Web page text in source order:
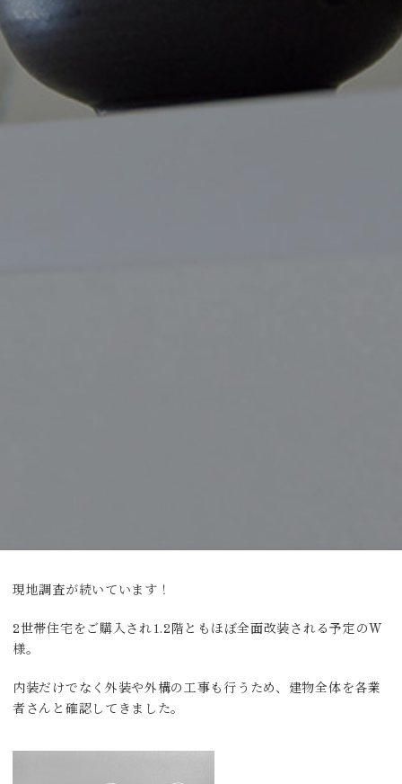
現地調査が続いています！
2世帯住宅をご購入され1.2階ともほぼ全面改装される予定のW
様。
内装だけでなく外装や外構の工事も行うため、建物全体を各業
者さんと確認してきました。